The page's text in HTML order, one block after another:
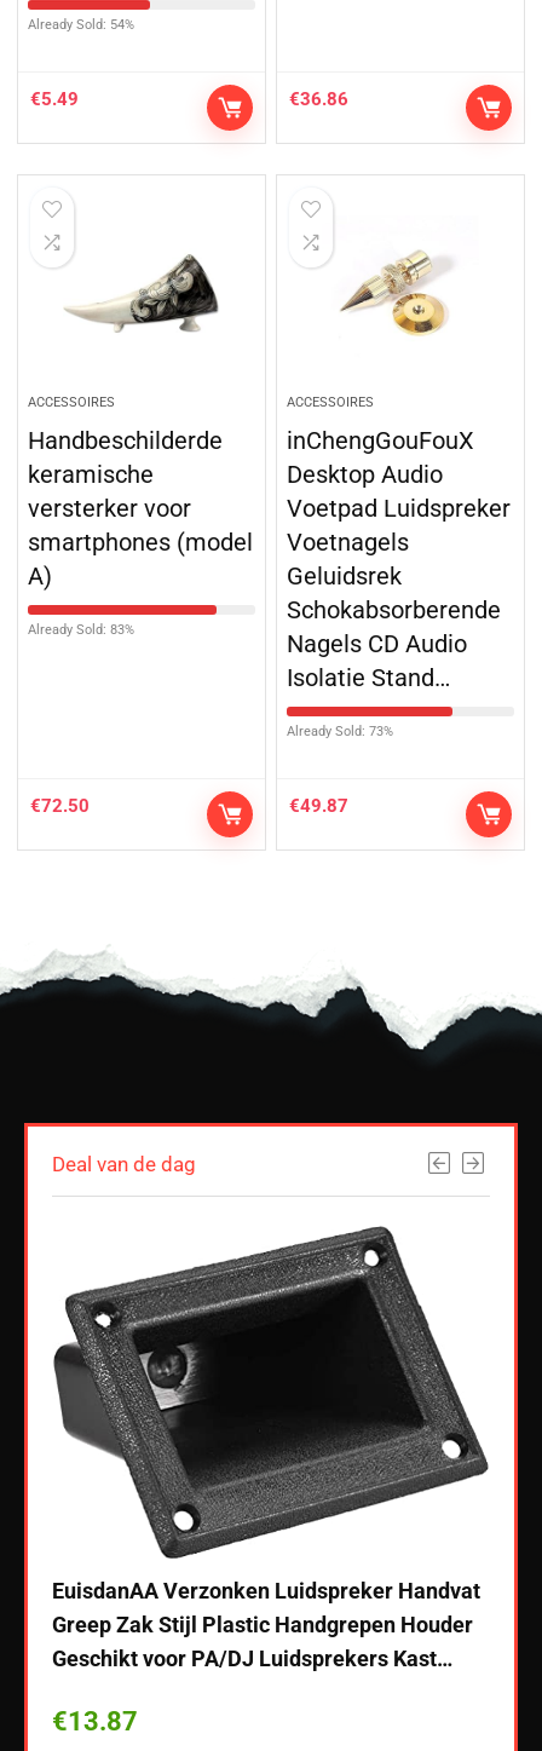
Already Sold: 54%
€5.49 €36.86
ACCESSOIRES
Handbeschilderde
keramische
versterker voor
smartphones (model
A)
Already Sold: 83%
€72.50
ACCESSOIRES
inChengGouFouX
Desktop Audio
Voetpad Luidspreker
Voetnagels
Geluidsrek
Schokabsorberende
Nagels CD Audio
Isolatie Stand…
Already Sold: 73%
€49.87
Deal van de dag
EuisdanAA Verzonken Luidspreker Handvat
Greep Zak Stijl Plastic Handgrepen Houder
Geschikt voor PA/DJ Luidsprekers Kast…
€13.87